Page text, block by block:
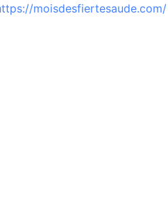
moisdesfiertesaude.com/